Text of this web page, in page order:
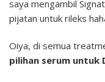
saya mengambil
pijatan untuk rileks
Oiya, di semua
pilihan serum untuk